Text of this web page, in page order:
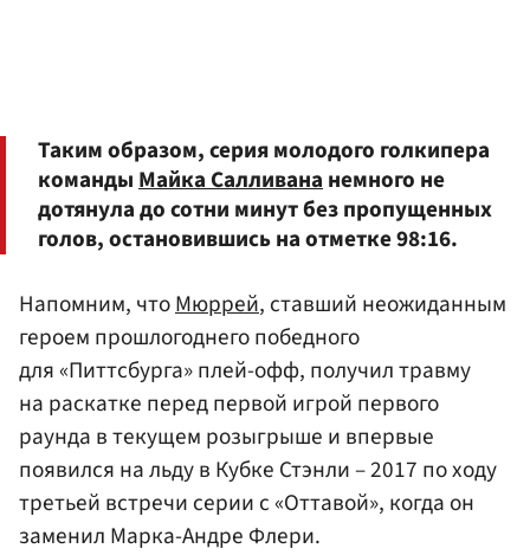
Таким образом, серия молодого голкипера
команды Майка Салливана немного не
дотянула до сотни минут без пропущенных
голов, остановившись на отметке 98:16.
Напомним, чтоМюррей, ставший неожиданным
героем прошлогоднего победного
для «Питтсбурга» плей-офф, получил травму
на раскатке перед первой игрой первого
раунда в текущем розыгрыше и впервые
появился на льду в Кубке Стэнли – 2017 по ходу
третьей встречи серии с «Оттавой», когда он
заменил Марка-Андре Флери.